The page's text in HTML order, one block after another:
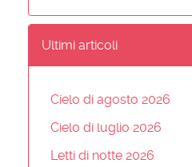
Ultimi articoli
Cielo di agosto 2026
Cielo di luglio 2026
Letti di notte 2026